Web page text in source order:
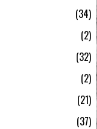
34
2
32
2
21
37